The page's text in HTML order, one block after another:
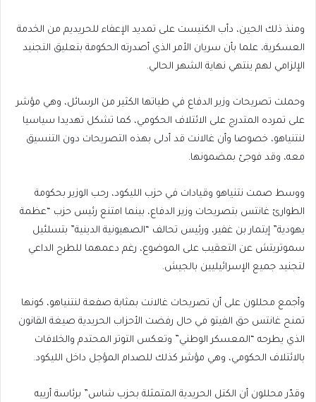
ومنذ ذلك الحين، دأب الكنيست على تمديد الإعفاء للحريديم من الخدمة
العسكرية، علما بأن سريان الأمر الذي أصدرته الحكومة بتعليق التجنيد
الإلزامي لهم ينتهي نهاية الشهر الحالي.
وحملت تصريحات وزير الدفاع في طياتها الكثير من الرسائل، وهي مؤشر
على تمرده المتدرج على الائتلاف الحكومي، كما تشكل تهديدا سياسيا
لنتنياهو، خصوصا وأن غالانت قد أدلى بهذه التصريحات دون التنسيق
معه، وقد فوجئ بمضمونها.
ووسط صمت نتنياهو وقيادات في حزب الليكود، رحب الوزير بحكومة
الطوارئ غانتس بتصريحات وزير الدفاع، بينما امتنع رئيس حزب “عظمة
يهودية” إيتمار بن غفير، ورئيس تحالف “الصهيونية الدينية” بتسلئيل
سموتريتش عن التعقيب على الموضوع، رغم دعمهما للطرح الداعي
لتجنيد جميع الإسرائيليين بالجيش.
وأجمع محللون على أن تصريحات غالانت بمثابة صفعة لنتنياهو، كونها
تمنح غانتس حق الفيتو في حال رفضت الأحزاب الحريدية صيغة القانون
الذي يطرحه “المعسكر الوطني” وتعكس التوتر المحتدم والخلافات
بالائتلاف الحكومي، وهي مؤشر كذلك للصدام المؤجل داخل الليكود.
وقدّر محللون أن الكتل الحريدية المتمثلة بحزب شاس” برئاسة أرييه